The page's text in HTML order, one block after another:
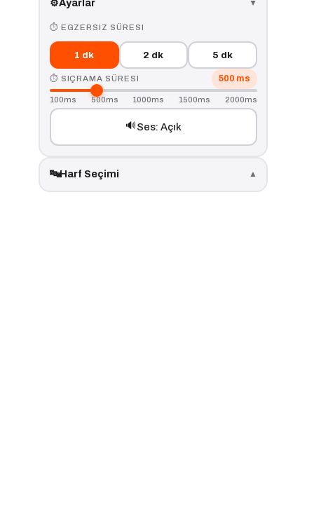
⚙️Ayarlar ▲
⏱ EGZERSIZ SÜRESI
1 dk 2 dk 5 dk
⏱ SIÇRAMA SÜRESI 500 ms
100ms 500ms 1000ms 1500ms 2000ms
🔊Ses: Açık
🔤Harf Seçimi ▲